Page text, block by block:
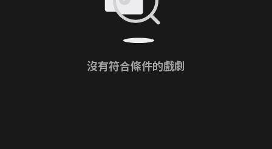
沒有符合條件的戲劇